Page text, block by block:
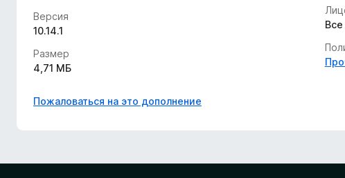
Версия
10.14.1
Размер
4,71 МБ
Пожаловаться на это дополнение